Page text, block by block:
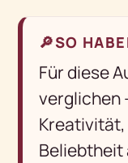
🔎SO
Für diese
verglichen
Beliebtheit